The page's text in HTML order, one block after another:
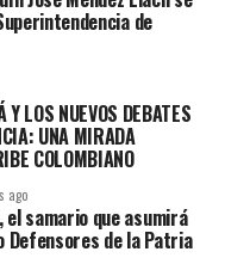
de
LOS NUEVOS DEBATES
UNA MIRADA
COLOMBIANO
ago
el samario que asumirá
de la Patria